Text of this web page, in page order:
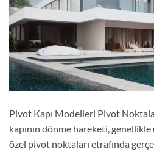
Pivot Kapı Modelleri Pivot
kapının dönme hareketi, genellikle
özel pivot noktaları etrafında